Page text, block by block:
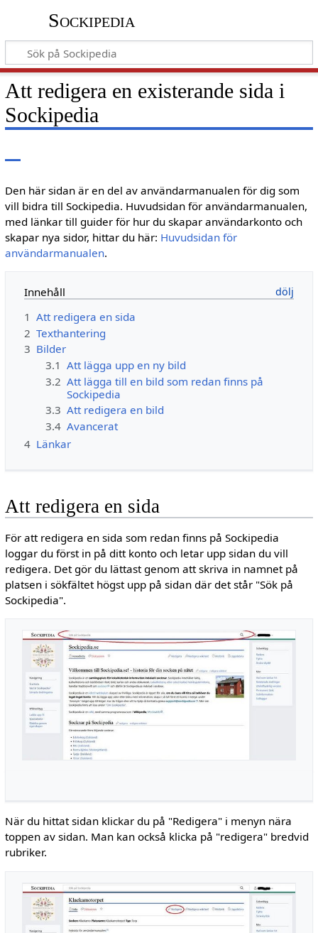
Sockipedia
Att redigera en existerande sida i
Sockipedia
Den här sidan är en del av användarmanualen för dig som
vill bidra till Sockipedia. Huvudsidan för användarmanualen,
med länkar till guider för hur du skapar användarkonto och
skapar nya sidor, hittar du här: Huvudsidan för
användarmanualen.
Innehåll
1 Att redigera en sida
2 Texthantering
3 Bilder
3.1 Att lägga upp en ny bild
3.2 Att lägga till en bild som redan finns på
Sockipedia
3.3 Att redigera en bild
3.4 Avancerat
4 Länkar
Att redigera en sida
För att redigera en sida som redan finns på Sockipedia
loggar du först in på ditt konto och letar upp sidan du vill
redigera. Det gör du lättast genom att skriva in namnet på
platsen i sökfältet högst upp på sidan där det står "Sök på
Sockipedia".
När du hittat sidan klickar du på "Redigera" i menyn nära
toppen av sidan. Man kan också klicka på "redigera" bredvid
rubriker.